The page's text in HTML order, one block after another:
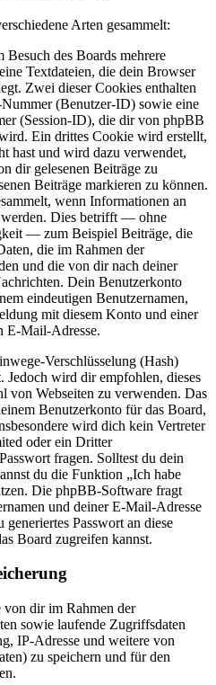
Arten gesammelt:
des Boards mehrere
Textdateien, die dein Browser
Zwei dieser Cookies enthalten
(Benutzer-ID) sowie eine
(Session-ID), die dir von phpBB
Ein drittes Cookie wird erstellt,
hast und wird dazu verwendet,
dir gelesenen Beiträge zu
Beiträge markieren zu können.
wenn Informationen an
Dies betrifft — ohne
— zum Beispiel Beiträge, die
die im Rahmen der
und die von dir nach deiner
Dein Benutzerkonto
eindeutigen Benutzernamen,
mit diesem Konto und einer
E-Mail-Adresse.
Verschlüsselung (Hash)
Jedoch wird dir empfohlen, dieses
von Webseiten zu verwenden. Das
Benutzerkonto für das Board,
wird dich kein Vertreter
oder ein Dritter
fragen. Solltest du dein
du die Funktion „Ich habe
Die phpBB-Software fragt
und deiner E-Mail-Adresse
generiertes Passwort an diese
Board zugreifen kannst.
von dir im Rahmen der
sowie laufende Zugriffsdaten
IP-Adresse und weitere von
zu speichern und für den